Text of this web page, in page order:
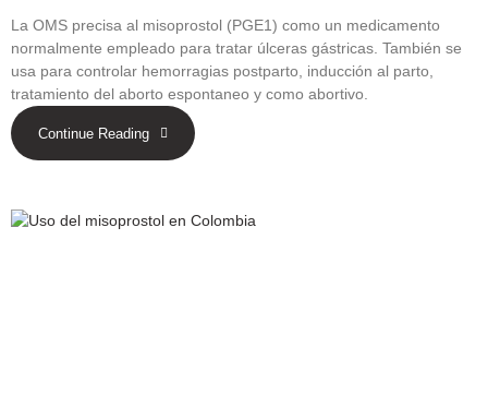
La OMS precisa al misoprostol (PGE1) como un medicamento
normalmente empleado para tratar úlceras gástricas. También se
usa para controlar hemorragias postparto, inducción al parto,
tratamiento del aborto espontaneo y como abortivo.
Continue Reading